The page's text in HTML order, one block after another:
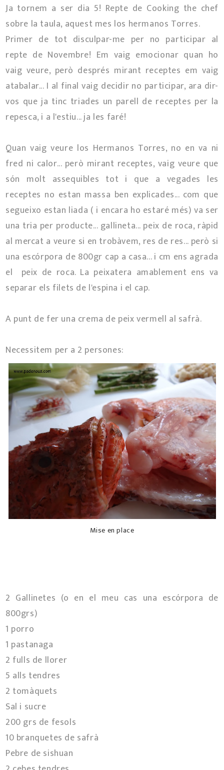
Ja tornem a ser dia 5! Repte de Cooking the chef
sobre la taula, aquest mes los hermanos Torres.
Primer de tot disculpar-me per no participar al
repte de Novembre! Em vaig emocionar quan ho
vaig veure, però després mirant receptes em vaig
atabalar... I al final vaig decidir no participar, ara dir-
vos que ja tinc triades un parell de receptes per la
repesca, i a l'estiu... ja les faré!
Quan vaig veure los Hermanos Torres, no en va ni
fred ni calor... però mirant receptes, vaig veure que
són molt assequibles tot i que a vegades les
receptes no estan massa ben explicades... com que
segueixo estan liada ( i encara ho estaré més) va ser
una tria per producte... gallineta... peix de roca, ràpid
al mercat a veure si en trobàvem, res de res... però si
una escórpora de 800gr cap a casa... i cm ens agrada
el peix de roca. La peixatera amablement ens va
separar els filets de l'espina i el cap.
A punt de fer una crema de peix vermell al safrà.
Necessitem per a 2 persones:
Mise en place
2 Gallinetes (o en el meu cas una escórpora de
800grs)
1 porro
1 pastanaga
2 fulls de llorer
5 alls tendres
2 tomàquets
Sal i sucre
200 grs de fesols
10 branquetes de safrà
Pebre de sishuan